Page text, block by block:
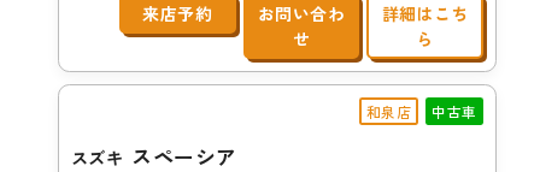
来店予約
お問い合わ
せ
詳細はこち
ら
和泉店 中古車
スズキ スペーシア